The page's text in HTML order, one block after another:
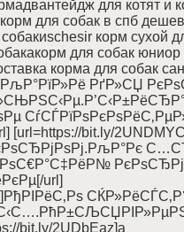
для котят и
для собак в спб
корм сухой
для собак
корма для собак
РґР»СЏ
[url=https://bit.ly/
url]
bit.ly/2UDbEaz]a